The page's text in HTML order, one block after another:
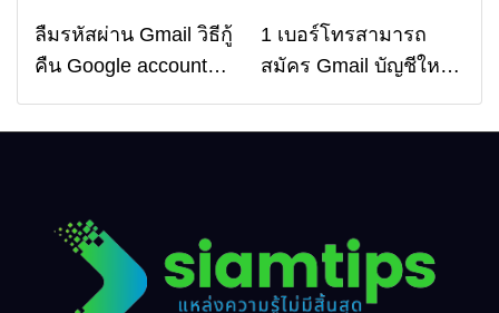
Email
ลืมรหัสผ่าน Gmail วิธีกู้
คืน Google account
Email
1 เบอร์โทรสามารถ
สมัคร Gmail บัญชีใหม่